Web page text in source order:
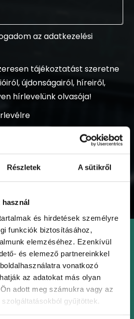
Részletek A sütikről
használ
és hirdetések személyre
funkciók biztosításához,
elemzéséhez. Ezenkívül
és elemező partnereinkkel
vonatkozó
az adatokat más olyan
adott meg számukra vagy az
gyűjtöttek.
az adatkezelési
tájékoztatást szeretne
újdonságairól, híreiről,
hírlevelünk olvasója!
KÜLDÉS